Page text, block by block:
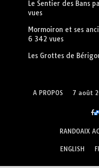
Le Sentier des Bans
vues
Mormoiron et ses
6 342 vues
Les Grottes de
A PROPOS 7 août
RANDOAIX
ENGLISH